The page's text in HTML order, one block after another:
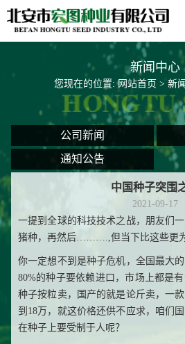
新闻中心
您现在的位置:网站首页 > 新
公司新闻
通知公告
中国种子突围
2021-09-17
一提到全球的科技技术之战，朋友们
猪种，再然后……….,但当下比这些更为
你一定想不到是种子危机，全国最大
80%的种子要依赖进口，市场上都是
种子按粒卖，国产的就是论斤卖，一
到18万，就这价格还供不应求，咱们
在种子上要受制于人呢？